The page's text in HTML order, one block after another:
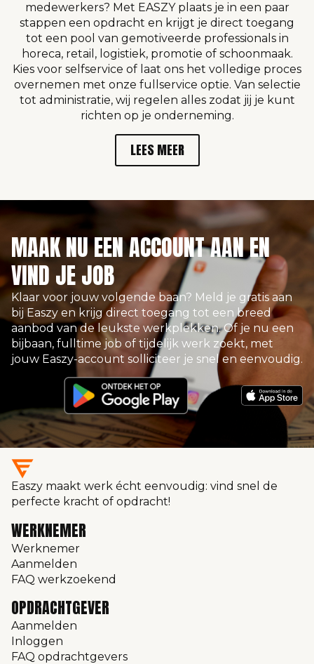
medewerkers? Met EASZY plaats je in een paar
stappen een opdracht en krijgt je direct toegang
tot een pool van gemotiveerde professionals in
horeca, retail, logistiek, promotie of schoonmaak.
Kies voor selfservice of laat ons het volledige proces
overnemen met onze fullservice optie. Van selectie
tot administratie, wij regelen alles zodat jij je kunt
richten op je onderneming.
LEES MEER
MAAK NU EEN ACCOUNT AAN EN
VIND JE JOB
Klaar voor jouw volgende baan? Meld je gratis aan
bij Easzy en krijg direct toegang tot een breed
aanbod van de leukste werkplekken. Of je nu een
bijbaan, fulltime job of tijdelijk werk zoekt, met
jouw Easzy-account solliciteer je snel en eenvoudig.
Easzy maakt werk écht eenvoudig: vind snel de
perfecte kracht of opdracht!
WERKNEMER
Werknemer
Aanmelden
FAQ werkzoekend
OPDRACHTGEVER
Aanmelden
Inloggen
FAQ opdrachtgevers